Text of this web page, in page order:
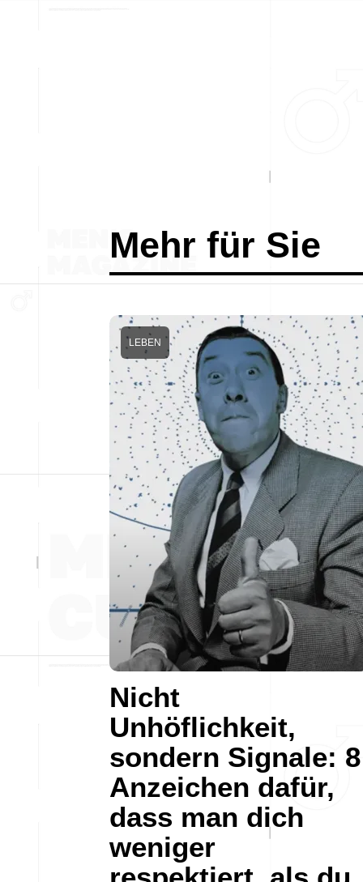
Mehr für Sie
Nicht
Unhöflichkeit,
sondern Signale: 8
Anzeichen dafür,
dass man dich
weniger
LEBEN